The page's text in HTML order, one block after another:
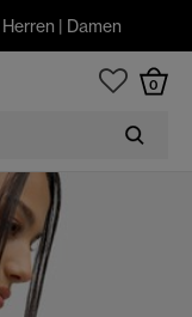
Herren | Damen
0